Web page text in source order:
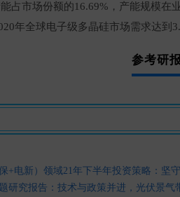
占市场份额的16.69%，产能规模在
年全球电子级多晶硅市场需求达到
参考研报
+电新）领域21年下半年投资策略：坚
研究报告：技术与政策并进，光伏景气